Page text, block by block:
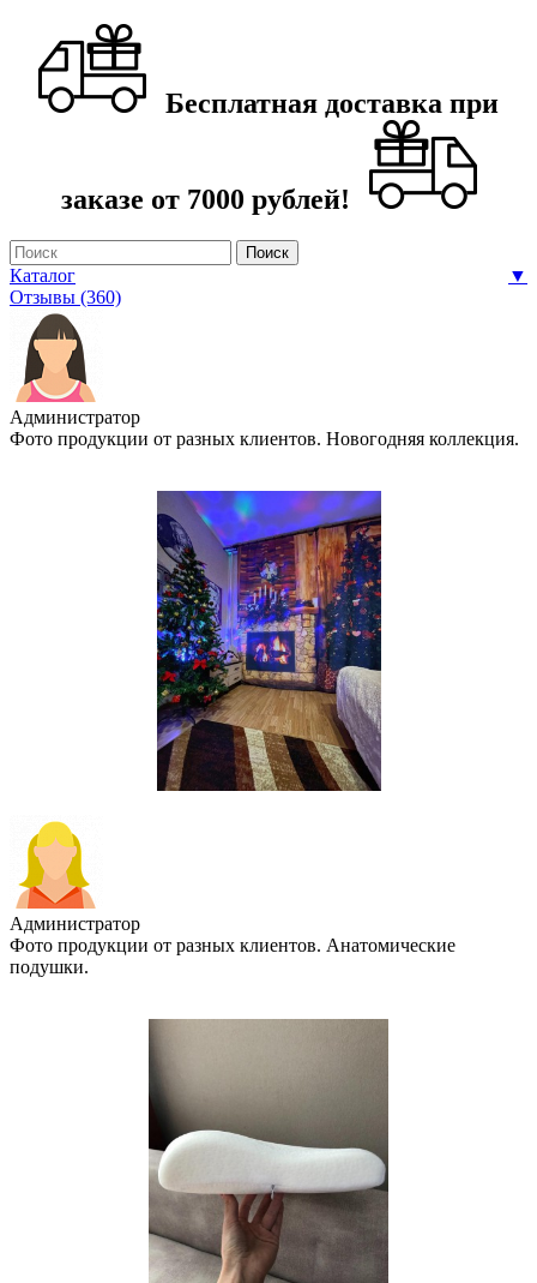
Бесплатная доставка при
заказе от 7000 рублей!
Каталог
▼
Отзывы (360)
Администратор
Фото продукции от разных клиентов. Новогодняя коллекция.
Администратор
Фото продукции от разных клиентов. Анатомические
подушки.